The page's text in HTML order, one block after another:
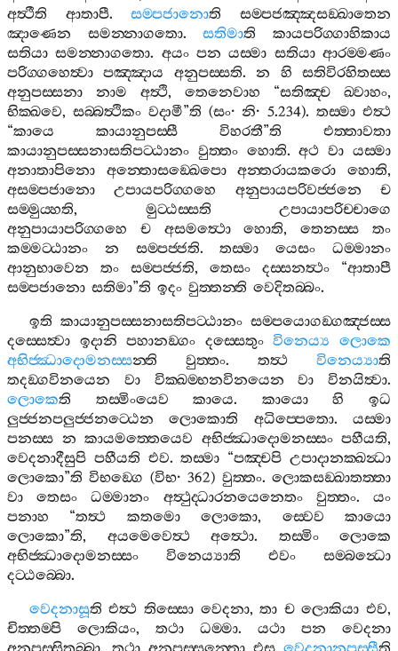
අත්‍ථීති
ආතාපී.සම‍්පජානොති
සම‍්පජඤ‍්ඤසඞ‍්ඛාතෙන
ඤාණෙන
සමන‍්නාගතො.සතිමාති
කායපරිග‍්ගාහිකාය
සතියා සමන‍්නාගතො. අයං පන යස‍්මා සතියා ආරම‍්මණං
පරිග‍්ගහෙත්‍වා
පඤ‍්ඤාය අනුපස‍්සති.න හි
සතිවිරහිතස‍්ස
අනුපස‍්සනා
නාම අත්‍ථි, තෙනෙවාහ “සතිඤ‍්ච ඛ‍්වාහං,
භික‍්ඛවෙ, සබ‍්බත්‍ථිකං වදාමී”ති (සං·නි· 5.234).තස‍්මා එත්‍ථ
“කායෙ කායානුපස‍්සී විහරතී”ති
එත‍්තාවතා
කායානුපස‍්සනාසතිපට‍්ඨානං වුත‍්තං හොති.අථ වා යස‍්මා
අනාතාපිනො
අන‍්තොසඞ‍්ඛෙපො අන‍්තරායකරො හොති,
අසම‍්පජානො
උපායපරිග‍්ගහෙ අනුපායපරිවජ‍්ජනෙ
ච
සම‍්මුය‍්හති, මුට‍්ඨස‍්සති
උපායාපරිච‍්චාගෙ
අනුපායාපරිග‍්ගහෙ
ච අසමත්‍ථො හොති,තෙනස‍්ස
තං
කම‍්මට‍්ඨානං
න සම‍්පජ‍්ජති.තස‍්මා යෙසං
ධම‍්මානං
ආනුභාවෙන
තං සම‍්පජ‍්ජති, තෙසං දස‍්සනත්‍ථං “ආතාපී
සම‍්පජානො සතිමා”ති ඉදං වුත‍්තන‍්ති වෙදිතබ‍්බං.
ඉති කායානුපස‍්සනාසතිපට‍්ඨානං සම‍්පයොගඞ‍්ගඤ‍්ජස‍්ස
දස‍්සෙත්‍වා ඉදානි පහානඞ‍්ගං දස‍්සෙතුං විනෙය්‍ය
ලොකෙ
අභිජ‍්ඣාදොමනස‍්සන‍්ති වුත‍්තං. තත්‍ථ විනෙය්‍යාති
තදඞ‍්ගවිනයෙන
වා වික‍්ඛම‍්භනවිනයෙන වා විනයිත්‍වා.
ලොකෙති තස‍්මිංයෙව කායෙ. කායො හි
ඉධ
ලුජ‍්ජනපලුජ‍්ජනට‍්ඨෙන
ලොකොති අධිප‍්පෙතො.යස‍්මා
පනස‍්ස න කායමත‍්තෙයෙව අභිජ‍්ඣාදොමනස‍්සං පහීයති,
වෙදනාදීසුපි පහීයති එව.තස‍්මා “පඤ‍්චපි උපාදානක‍්ඛන්‍ධා
ලොකො”ති විභඞ‍්ගෙ (විභ· 362) වුත‍්තං.ලොකසඞ‍්ඛාතත‍්තා
වා
තෙසං ධම‍්මානං අත්‍ථුද‍්ධාරනයෙනෙතං වුත‍්තං.යං
පනාහ “තත්‍ථ කතමො ලොකො, ස‍්වෙව
කායො
ලොකො”ති, අයමෙවෙත්‍ථ අත්‍ථො. තස‍්මිං
ලොකෙ
අභිජ‍්ඣාදොමනස‍්සං
විනෙය්‍යාති එවං
සම‍්බන්‍ධො
දට‍්ඨබ‍්බො.
වෙදනාසූති එත්‍ථ තිස‍්සො වෙදනා,තා ච ලොකියා එව,
චිත‍්තම‍්පි
ලොකියං, තථා ධම‍්මා. යථා පන
වෙදනා